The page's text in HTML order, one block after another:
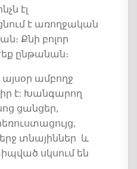
էլ
է առողջական
Քնի բոլոր
ընթանան։
այսօր ամբողջ
է: Խանգարող
ցանցեր,
տնայիններ և
սկսում են